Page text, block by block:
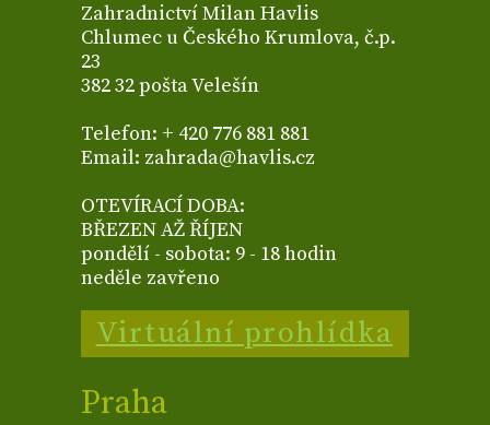
Zahradnictví Milan Havlis
Chlumec u Českého Krumlova, č.p.
23
382 32 pošta Velešín
Telefon: + 420 776 881 881
Email: zahrada@havlis.cz
OTEVÍRACÍ DOBA:
BŘEZEN AŽ ŘÍJEN
pondělí - sobota: 9 - 18 hodin
neděle zavřeno
Virtuální prohlídka
Praha